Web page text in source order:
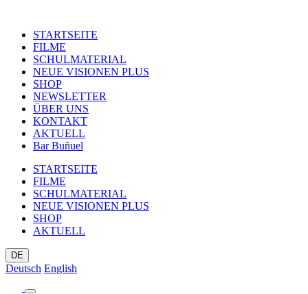
STARTSEITE
FILME
SCHULMATERIAL
NEUE VISIONEN PLUS
SHOP
NEWSLETTER
ÜBER UNS
KONTAKT
AKTUELL
Bar Buñuel
STARTSEITE
FILME
SCHULMATERIAL
NEUE VISIONEN PLUS
SHOP
AKTUELL
DE
Deutsch English